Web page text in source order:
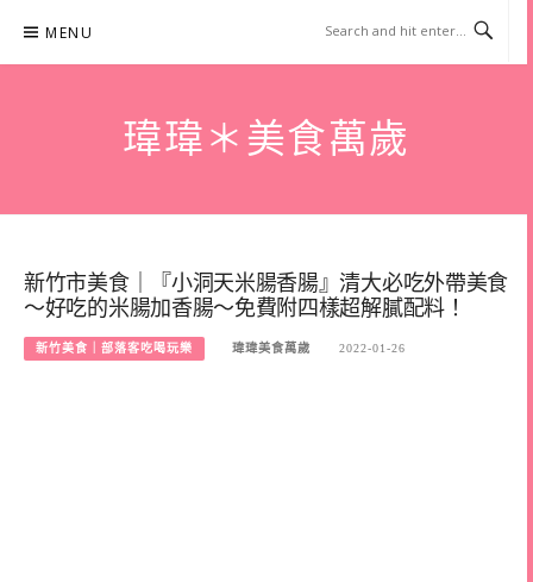
content
MENU
瑋瑋＊美食萬歲
新竹市美食｜『小洞天米腸香腸』清大必吃外帶美食
～好吃的米腸加香腸～免費附四樣超解膩配料！
新竹美食｜部落客吃喝玩樂 瑋瑋美食萬歲 2022-01-26